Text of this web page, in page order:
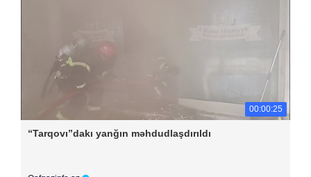
00:00:25
“Tarqovı”dakı yanğın məhdudlaşdırıldı